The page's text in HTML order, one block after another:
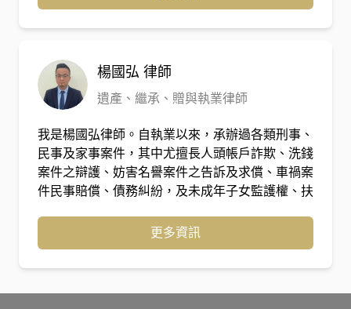
楊國弘 律師
遺產、繼承、贈與執業律師
我是楊國弘律師。自執業以來，承辦過各類刑事、
民事及家事案件，其中尤擅長人頭帳戶詐欺、洗錢
案件之辯護、妨害名譽案件之告訴及求償、車禍案
件民事賠償、債務糾紛，及未成年子女監護權、扶
聽當事人的心聲，方能設身處地為當事人謀求最佳
權益的理念，提供每位當事人適宜的訴訟策略，以
期能夠即時協助面臨法律問題而感徬徨的當事人捍
更多資訊